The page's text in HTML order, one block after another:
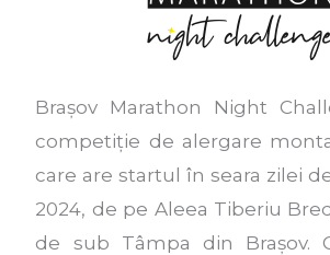
Brașov Marathon Night
competiție de alergare
care are startul în seara zilei
2024, de pe Aleea Tiberiu
de sub Tâmpa din Brașov.